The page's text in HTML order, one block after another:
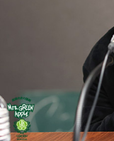
■監修者プロフィー
東京池袋占い館セレ
鑑定件数は若い女
アプリの監修も手が
活動もしており、芸
Webサイト：https://
YouTube：
https://
寅の日とは、12日に
虎は古くから「千里
り、「出ていったも
ました。そのため、
しまれています。